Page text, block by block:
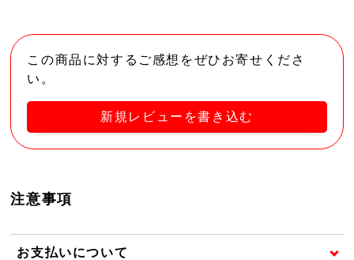
この商品に対するご感想をぜひお寄せくださ
い。
新規レビューを書き込む
注意事項
お支払いについて